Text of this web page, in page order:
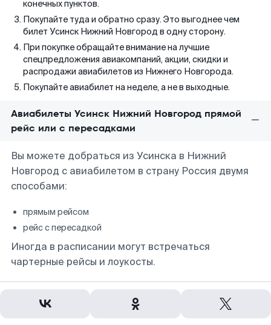
конечных пунктов.
Покупайте туда и обратно сразу. Это выгоднее чем
билет Усинск Нижний Новгород в одну сторону.
При покупке обращайте внимание на лучшие
спецпредложения авиакомпаний, акции, скидки и
распродажи авиабилетов из Нижнего Новгорода.
Покупайте авиабилет на неделе, а не в выходные.
Авиабилеты Усинск Нижний Новгород прямой
рейс или с пересадками
Вы можете добраться из Усинска в Нижний
Новгород с авиабилетом в страну Россия двумя
способами:
прямым рейсом
рейс с пересадкой
Иногда в расписании могут встречаться
чартерные рейсы и лоукосты.